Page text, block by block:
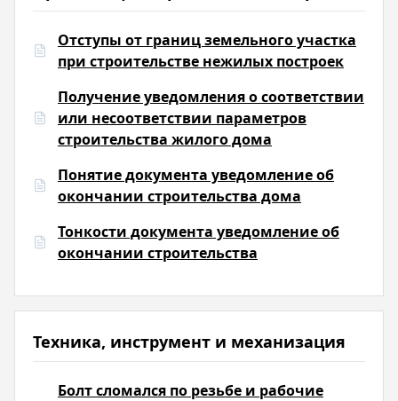
Отступы от границ земельного участка
при строительстве нежилых построек
Получение уведомления о соответствии
или несоответствии параметров
строительства жилого дома
Понятие документа уведомление об
окончании строительства дома
Тонкости документа уведомление об
окончании строительства
Техника, инструмент и механизация
Болт сломался по резьбе и рабочие